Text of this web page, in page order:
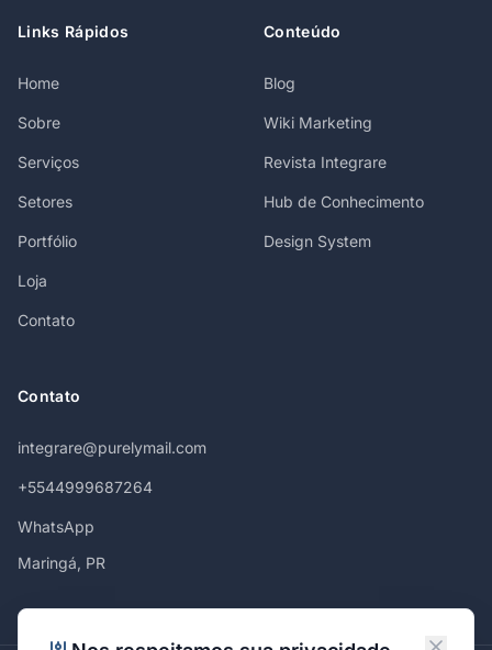
Links Rápidos
Home
Sobre
Serviços
Setores
Portfólio
Loja
Contato
Conteúdo
Blog
Wiki Marketing
Revista Integrare
Hub de Conhecimento
Design System
Contato
integrare@purelymail.com
+5544999687264
WhatsApp
Maringá, PR